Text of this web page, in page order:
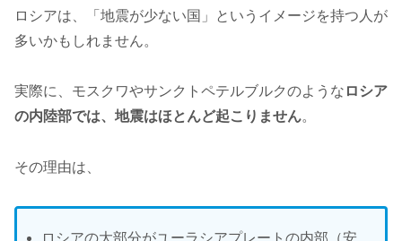
ロシアは、「地震が少ない国」というイメージを持つ人が
多いかもしれません。
実際に、モスクワやサンクトペテルブルクのような ロシア
の内陸部では、地震はほとんど起こりません。
その理由は、
ロシアの大部分がユーラシアプレートの内部（安